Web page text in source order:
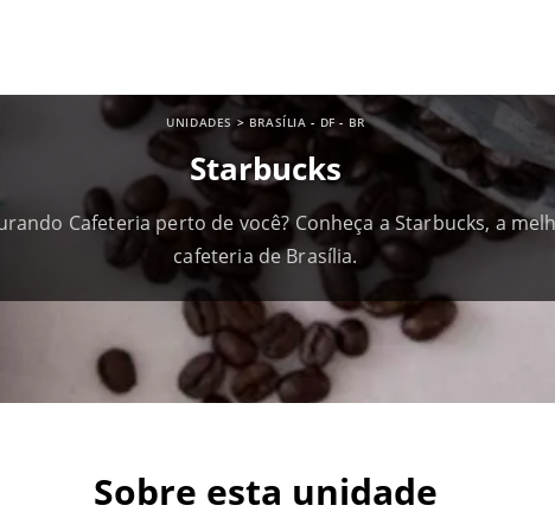
UNIDADES > BRASÍLIA - DF - BR
Starbucks
Cafeteria perto de você? Conheça a Starbucks, a
cafeteria de Brasília.
Sobre esta unidade